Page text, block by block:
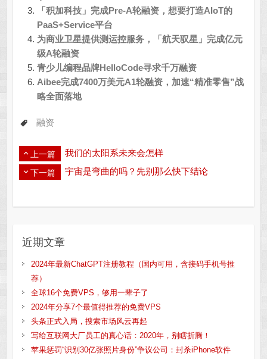
「积加科技」完成Pre-A轮融资，想要打造AIoT的
PaaS+Service平台
为商业卫星提供测运控服务，「航天驭星」完成亿元
级A轮融资
青少儿编程品牌HelloCode寻求千万融资
Aibee完成7400万美元A1轮融资，加速“精准零售”战
略全面落地
融资
上一篇 我们的太阳系未来会怎样
下一篇 宇宙是弯曲的吗？先别那么快下结论
近期文章
2024年最新ChatGPT注册教程（国内可用，含接码手机号推
荐）
全球16个免费VPS，够用一辈子了
2024年分享7个最值得推荐的免费VPS
头条正式入局，搜索市场风云再起
写给互联网大厂员工的真心话：2020年，别瞎折腾！
苹果惩罚“识别30亿张照片身份”争议公司：封杀iPhone软件